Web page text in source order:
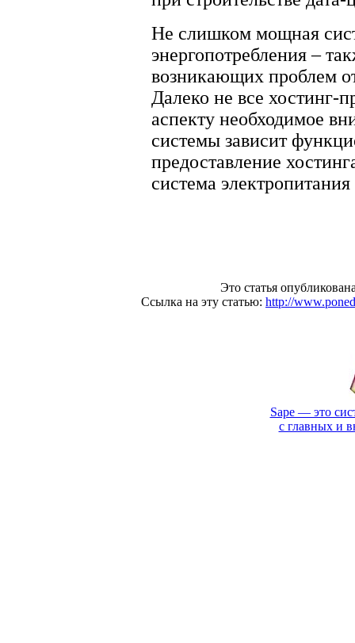
Не слишком мощная
энергопотребления –
возникающих проблем
Далеко не все хостинг-
аспекту необходимое
системы зависит
предоставление
система
Это статья
Ссылка на эту статью: http://
Sape — это
с главных и